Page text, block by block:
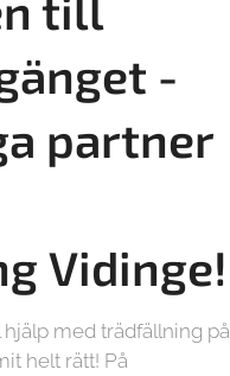
-
partner
Vidinge!
med trädfällning på
helt rätt! På